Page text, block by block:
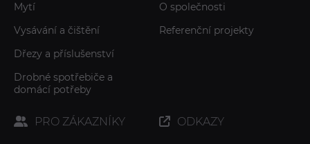
Mytí
Vysávání a čištění
Dřezy a příslušenství
Drobné spotřebiče a
domácí potřeby
O společnosti
Referenční projekty
PRO ZÁKAZNÍKY ODKAZY